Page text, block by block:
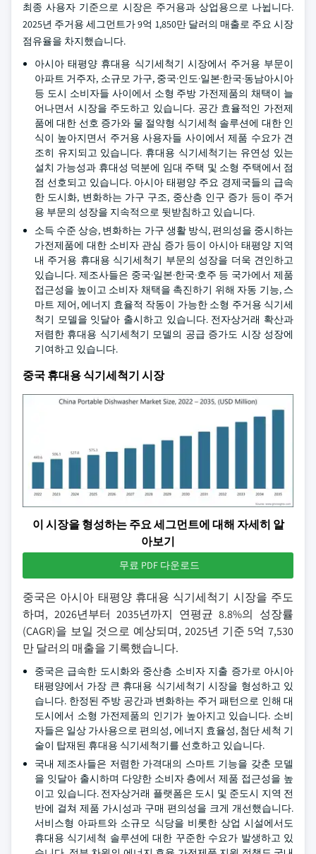
최종 사용자 기준으로 시장은 주거용과 상업용으로 나뉩니다.
2025년 주거용 세그먼트가 9억 1,850만 달러의 매출로 주요 시장
점유율을 차지했습니다.
아시아 태평양 휴대용 식기세척기 시장에서 주거용 부문이
아파트 거주자, 소규모 가구, 중국·인도·일본·한국·동남아시아
등 도시 소비자들 사이에서 소형 주방 가전제품의 채택이 늘
어나면서 시장을 주도하고 있습니다. 공간 효율적인 가전제
품에 대한 선호 증가와 물 절약형 식기세척 솔루션에 대한 인
식이 높아지면서 주거용 사용자들 사이에서 제품 수요가 견
조히 유지되고 있습니다. 휴대용 식기세척기는 유연성 있는
설치 가능성과 휴대성 덕분에 임대 주택 및 소형 주택에서 점
점 선호되고 있습니다. 아시아 태평양 주요 경제국들의 급속
한 도시화, 변화하는 가구 구조, 중산층 인구 증가 등이 주거
용 부문의 성장을 지속적으로 뒷받침하고 있습니다.
소득 수준 상승, 변화하는 가구 생활 방식, 편의성을 중시하는
가전제품에 대한 소비자 관심 증가 등이 아시아 태평양 지역
내 주거용 휴대용 식기세척기 부문의 성장을 더욱 견인하고
있습니다. 제조사들은 중국·일본·한국·호주 등 국가에서 제품
접근성을 높이고 소비자 채택을 촉진하기 위해 자동 기능, 스
마트 제어, 에너지 효율적 작동이 가능한 소형 주거용 식기세
척기 모델을 잇달아 출시하고 있습니다. 전자상거래 확산과
저렴한 휴대용 식기세척기 모델의 공급 증가도 시장 성장에
기여하고 있습니다.
중국 휴대용 식기세척기 시장
이 시장을 형성하는 주요 세그먼트에 대해 자세히 알
아보기
무료 PDF 다운로드
중국은 아시아 태평양 휴대용 식기세척기 시장을 주도
하며, 2026년부터 2035년까지 연평균 8.8%의 성장률
(CAGR)을 보일 것으로 예상되며, 2025년 기준 5억 7,530
만 달러의 매출을 기록했습니다.
중국은 급속한 도시화와 중산층 소비자 지출 증가로 아시아
태평양에서 가장 큰 휴대용 식기세척기 시장을 형성하고 있
습니다. 한정된 주방 공간과 변화하는 주거 패턴으로 인해 대
도시에서 소형 가전제품의 인기가 높아지고 있습니다. 소비
자들은 일상 가사용으로 편의성, 에너지 효율성, 첨단 세척 기
술이 탑재된 휴대용 식기세척기를 선호하고 있습니다.
국내 제조사들은 저렴한 가격대의 스마트 기능을 갖춘 모델
을 잇달아 출시하며 다양한 소비자 층에서 제품 접근성을 높
이고 있습니다. 전자상거래 플랫폼은 도시 및 준도시 지역 전
반에 걸쳐 제품 가시성과 구매 편의성을 크게 개선했습니다.
서비스형 아파트와 소규모 식당을 비롯한 상업 시설에서도
휴대용 식기세척 솔루션에 대한 꾸준한 수요가 발생하고 있